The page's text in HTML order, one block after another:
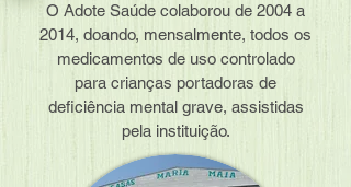
O Adote Saúde colaborou de 2004 a
2014, doando, mensalmente, todos os
medicamentos de uso controlado
para crianças portadoras de
deficiência mental grave, assistidas
pela instituição.